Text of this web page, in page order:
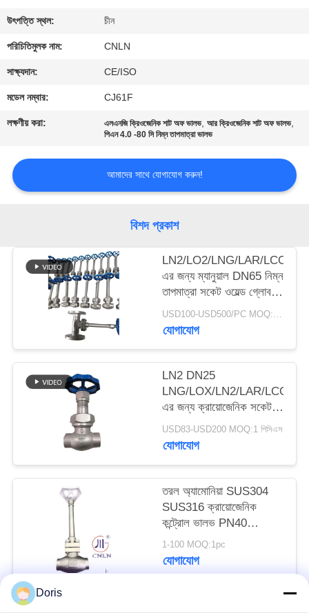
মান
নিয়ন্ত্রণ
যোগাযোগ
করুন
খবর
উদ্ধৃতির
জন্য
আবেদন
ম্যাপ
উৎপত্তি স্থল: চীন
পরিচিতিমুলক নাম: CNLN
সাক্ষ্যদান: CE/ISO
মডেল নম্বার: CJ61F
লক্ষণীয় করা: এলএনজি ক্রিওজেনিক শাট অফ ভালভ,আর ক্রিওজেনিক শাট অফ ভালভ,
পিএন 4.0 -80 সি নিম্ন তাপমাত্রা ভালভ
আমাদের সাথে যোগাযোগ করুন!
বিশদ প্রকাশ
LN2/LO2/LNG/LAR/LCO2-
এর জন্য ম্যানুয়াল DN65 নিম্ন
তাপমাত্রা সকেট ওয়েল্ড গ্লোব
ভালভ
USD100-USD500/PC MOQ:1pc
যোগাযোগ
LN2 DN25
LNG/LOX/LN2/LAR/LCO2
এর জন্য ক্রায়োজেনিক সকেট
ওয়েল্ড গ্লোব ভালভ DJ61F-
40P
USD83-USD200 MOQ:1 পিসিএস
যোগাযোগ
তরল অ্যামোনিয়া SUS304
SUS316 ক্রায়োজেনিক
কন্ট্রোল ভালভ PN40
-196~+80°C
1-100 MOQ:1pc
যোগাযোগ
Doris